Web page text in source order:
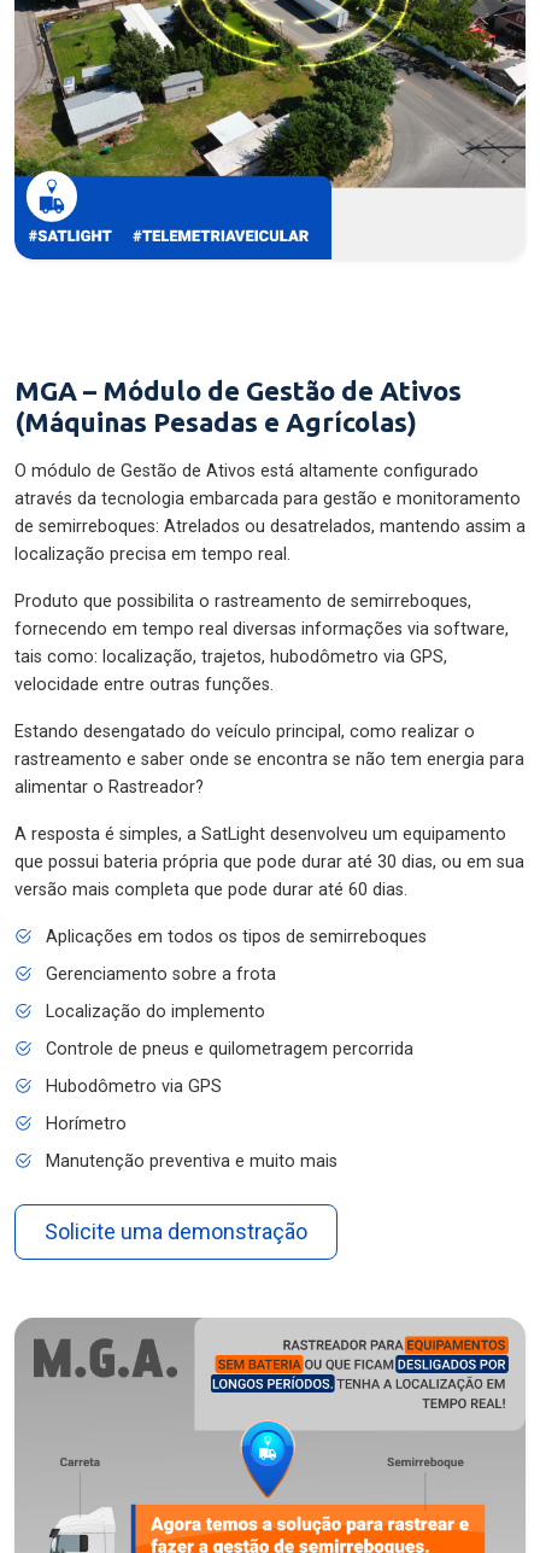
MGA – Módulo de Gestão de Ativos
(Máquinas Pesadas e Agrícolas)
O módulo de Gestão de Ativos está altamente configurado
através da tecnologia embarcada para gestão e monitoramento
de semirreboques: Atrelados ou desatrelados, mantendo assim a
localização precisa em tempo real.
Produto que possibilita o rastreamento de semirreboques,
fornecendo em tempo real diversas informações via software,
tais como: localização, trajetos, hubodômetro via GPS,
velocidade entre outras funções.
Estando desengatado do veículo principal, como realizar o
rastreamento e saber onde se encontra se não tem energia para
alimentar o Rastreador?
A resposta é simples, a SatLight desenvolveu um equipamento
que possui bateria própria que pode durar até 30 dias, ou em sua
versão mais completa que pode durar até 60 dias.
Aplicações em todos os tipos de semirreboques
Gerenciamento sobre a frota
Localização do implemento
Controle de pneus e quilometragem percorrida
Hubodômetro via GPS
Horímetro
Manutenção preventiva e muito mais
Solicite uma demonstração